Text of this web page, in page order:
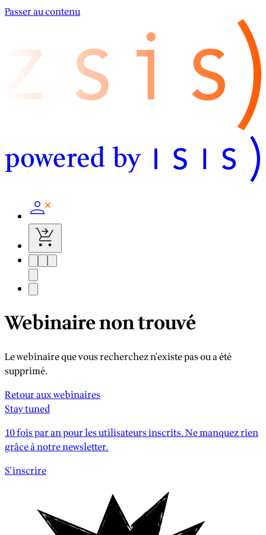
Passer au contenu
Webinaire non trouvé
Le webinaire que vous recherchez n'existe pas ou a été
supprimé.
Retour aux webinaires
Stay tuned
10 fois par an pour les utilisateurs inscrits. Ne manquez rien
grâce à notre newsletter.
S'inscrire